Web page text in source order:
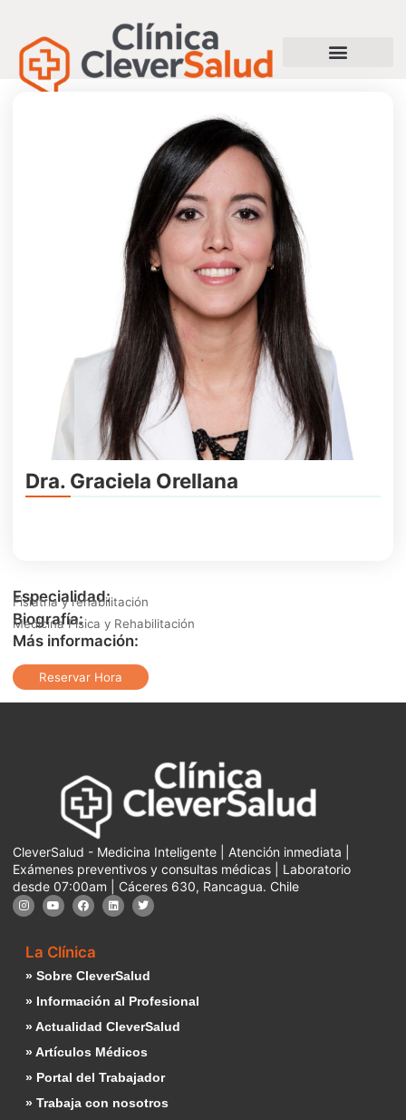
Dra. Graciela Orellana
Especialidad:
Fisiatría y rehabilitación
Biografía:
Medicina Física y Rehabilitación
Más información:
Reservar Hora
CleverSalud - Medicina Inteligente | Atención inmediata |
Exámenes preventivos y consultas médicas | Laboratorio
desde 07:00am | Cáceres 630, Rancagua. Chile
La Clínica
» Sobre CleverSalud
» Información al Profesional
» Actualidad CleverSalud
» Artículos Médicos
» Portal del Trabajador
» Trabaja con nosotros